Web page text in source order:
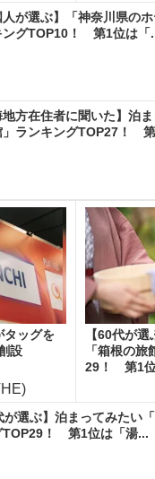
人が選ぶ】「神奈川県の
ングTOP10！ 第1位は「
地方在住者に聞いた】泊
」ランキングTOP27！
タッグを
設
【60代が
「箱根の
29！ 第1
が選ぶ】泊まってみたい
TOP29！ 第1位は「湯...